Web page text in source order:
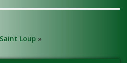
Saint Loup »